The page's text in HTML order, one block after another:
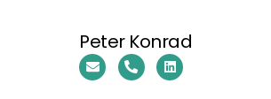
Peter Konrad